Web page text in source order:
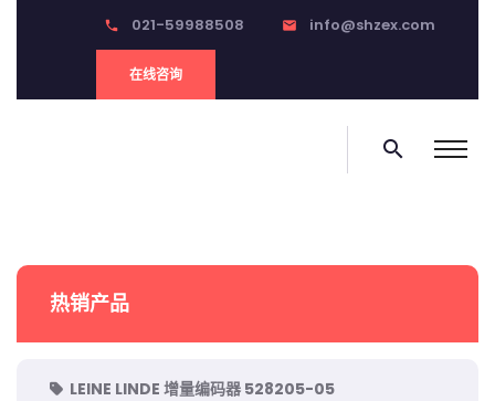
phone 021-59988508 email info@shzex.com
在线咨询
search
热销产品
LEINE LINDE 增量编码器 528205-05